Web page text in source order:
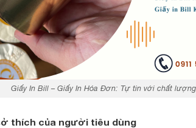
Giấy In Bill – Giấy In Hóa Đơn: Tự tin với chất
thích của người tiêu dùng